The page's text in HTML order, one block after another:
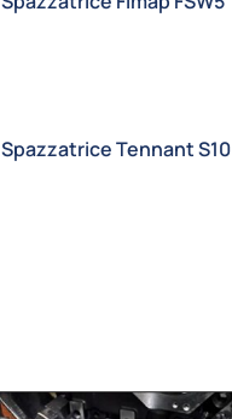
Spazzatrice Tennant S10